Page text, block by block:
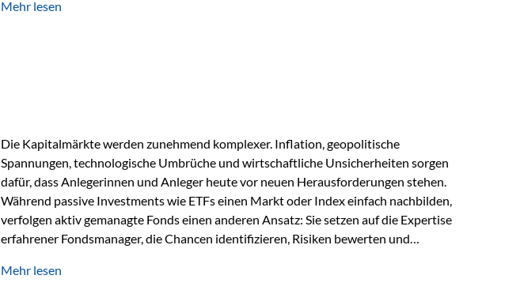
die modernste und strategisch klügste Antwort auf globale Instabilität. Physische
Mehr lesen
Die Kapitalmärkte werden zunehmend komplexer. Inflation, geopolitische
Spannungen, technologische Umbrüche und wirtschaftliche Unsicherheiten sorgen
dafür, dass Anlegerinnen und Anleger heute vor neuen Herausforderungen stehen.
Während passive Investments wie ETFs einen Markt oder Index einfach nachbilden,
verfolgen aktiv gemanagte Fonds einen anderen Ansatz: Sie setzen auf die Expertise
erfahrener Fondsmanager, die Chancen identifizieren, Risiken bewerten und
geprägt ist, kann diese aktive Herangehensweise einen entscheidenden Mehrwert
Mehr lesen